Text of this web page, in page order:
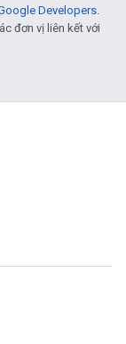
Developers
đơn vị liên kết với